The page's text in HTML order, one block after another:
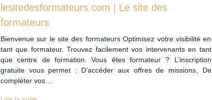
lesitedesformateurs.com | Le site des
formateurs
Bienvenue sur le site des formateurs Optimisez votre visibilité en
tant que formateur. Trouvez facilement vos intervenants en tant
que centre de formation. Vous êtes formateur ? L’inscription
gratuite vous permet : D’accéder aux offres de missions, De
compléter vos…